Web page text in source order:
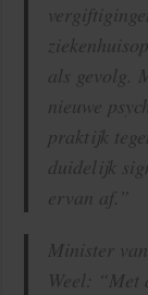
als gevolg.
nieuwe
praktijk
duidelijk
ervan af.”
Minister
Weel: “Met